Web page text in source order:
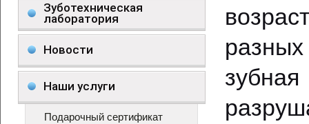
Зуботехническая
лаборатория
Новости
Наши услуги
Подарочный сертификат